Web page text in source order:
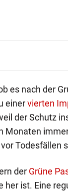
es nach der
einervierten
der Schutz
Monaten
Todesfällen
der Grüne
her ist. Eine